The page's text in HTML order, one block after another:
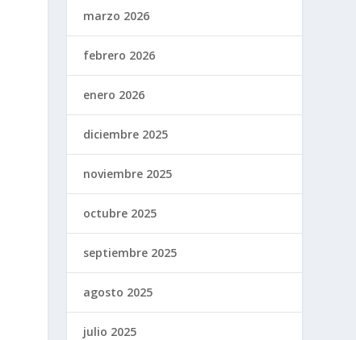
marzo 2026
febrero 2026
enero 2026
diciembre 2025
noviembre 2025
octubre 2025
septiembre 2025
agosto 2025
julio 2025